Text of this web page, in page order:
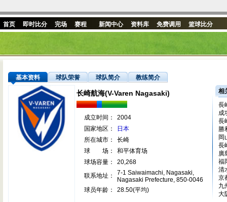
首页 即时比分 完场 赛程 新闻中心 资料库 免费调用 篮球比分
基本资料 球队荣誉 球队简介 教练简介
长崎航海(V-Varen Nagasaki)
成立时间：
2004
国家地区：
日本
所在城市：
长崎
球 场：
和平体育场
球场容量：
20,268
联系地址：
7-1 Saiwaimachi, Nagasaki,
Nagasaki Prefecture, 850-0046
球员年龄：
28.50(平均)
相
長
成
長
勝
岡
長
廣
福
清
京
九
大